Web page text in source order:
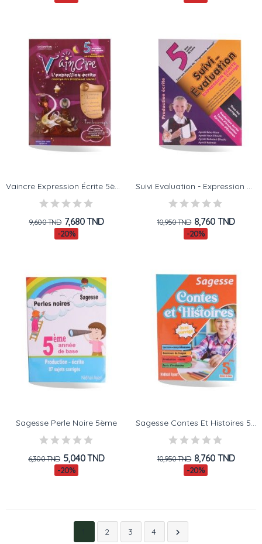
Vaincre Expression Écrite 5ème
9,600 TND 7,680 TND
-20%
Suivi Evaluation - Expression Ecrite - 5ème
10,950 TND 8,760 TND
-20%
Sagesse Perle Noire 5ème
6,300 TND 5,040 TND
-20%
Sagesse Contes Et Histoires 5ème
10,950 TND 8,760 TND
-20%
2 3 4 